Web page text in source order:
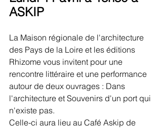
ASKIP
La Maison régionale de l'architecture
des Pays de la Loire et les éditions
Rhizome vous invitent pour une
rencontre littéraire et une performance
autour de deux ouvrages : Dans
l'architecture et Souvenirs d'un port qui
n'existe pas.
Celle-ci aura lieu au Café Askip de